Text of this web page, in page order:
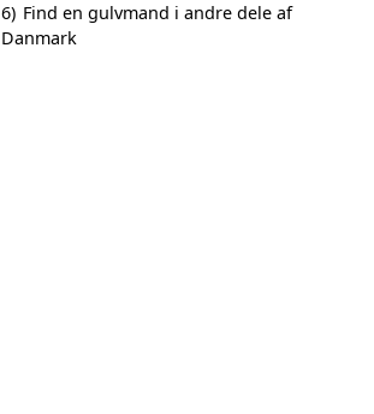
6) Find en gulvmand i andre dele af
Danmark